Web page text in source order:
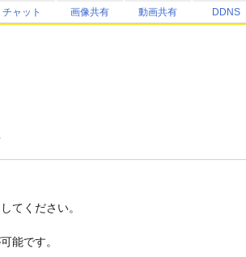
チャット 画像共有 動画共有 DDNS
てください。
能です。